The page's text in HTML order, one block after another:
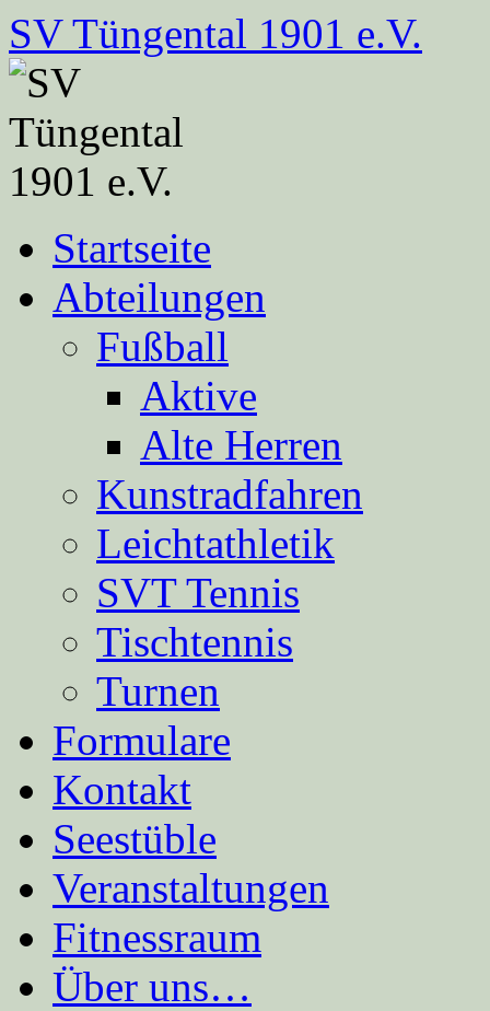
Zum
Inhalt
springen
SV Tüngental 1901 e.V.
Startseite
Abteilungen
Fußball
Aktive
Alte Herren
Kunstradfahren
Leichtathletik
SVT Tennis
Tischtennis
Turnen
Formulare
Kontakt
Seestüble
Veranstaltungen
Fitnessraum
Über uns…